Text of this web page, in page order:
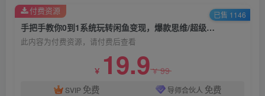
手把手教你0到1系统玩转闲鱼变现，爆款思维/超级曝光/超高转化（15节课）
此内容为付费资源，请付费后查看
￥ 19.9￥99
SVIP 免费 导师合伙人 免费
付费资源 已售 1146